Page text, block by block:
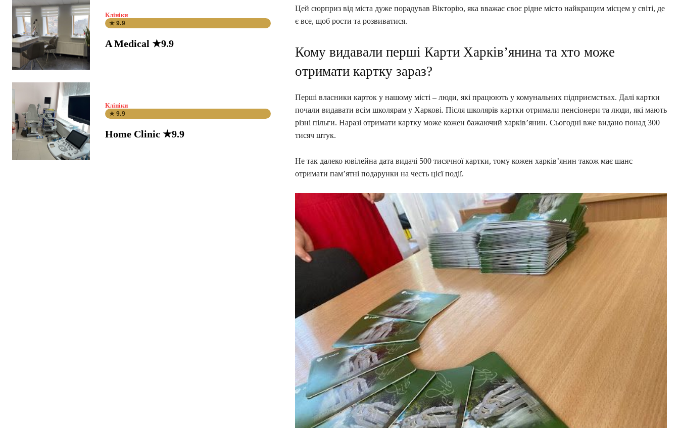
Клініки
★ 9.9
A Medical ★9.9
Клініки
★ 9.9
Home Clinic ★9.9
Цей сюрприз від міста дуже порадував Вікторію, яка вважає своє рідне місто найкращим місцем у світі, де
є все, щоб рости та розвиватися.
Кому видавали перші Карти Харків’янина та хто може
отримати картку зараз?
Перші власники карток у нашому місті – люди, які працюють у комунальних підприємствах. Далі картки
почали видавати всім школярам у Харкові. Після школярів картки отримали пенсіонери та люди, які мають
різні пільги. Наразі отримати картку може кожен бажаючий харків’янин. Сьогодні вже видано понад 300
тисяч штук.
Не так далеко ювілейна дата видачі 500 тисячної картки, тому кожен харків’янин також має шанс
отримати пам’ятні подарунки на честь цієї події.